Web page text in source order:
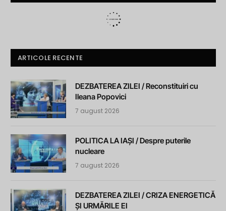
ARTICOLE RECENTE
DEZBATEREA ZILEI / Reconstituiri cu
Ileana Popovici
7 august 2026
POLITICA LA IAȘI / Despre puterile
nucleare
7 august 2026
DEZBATEREA ZILEI / CRIZA ENERGETICĂ
ȘI URMĂRILE EI